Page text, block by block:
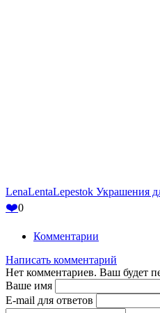
LenaLentaLepestok Украшения
❤️0
Комментарии
Написать комментарий
Нет комментариев. Ваш будет
Ваше имя
E-mail для ответов